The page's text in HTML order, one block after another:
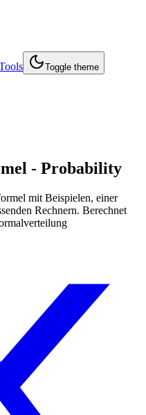
Toggle theme
- Probability
mit Beispielen, einer
Rechnern. Berechnet